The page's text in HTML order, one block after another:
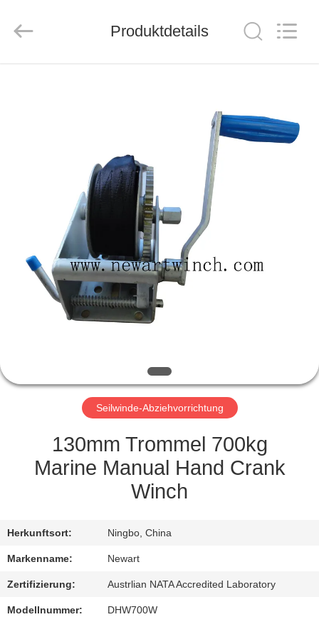
WERKSBESICHTIGUNG
QUALITÄTSKONTROLLE
BITTE UM
ANGEBOT
DATENSCHUTZRICHTLINIE
Tools
Co.,Ltd..
Reserved.
Produktdetails
Seilwinde-Abziehvorrichtung
130mm Trommel 700kg
Marine Manual Hand Crank
Winch
Herkunftsort: Ningbo, China
Markenname: Newart
Zertifizierung: Austrlian NATA Accredited Laboratory
Modellnummer: DHW700W